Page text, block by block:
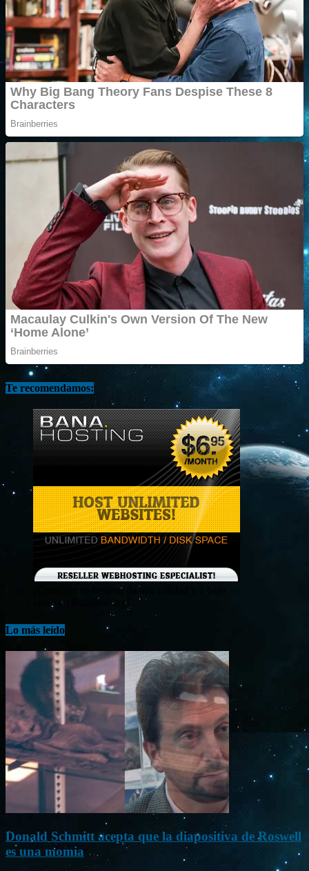
Te recomendamos:
¡Consigue tu hosting de alta calidad y a bajo
costo en Banahosting!
Lo más leído
Donald Schmitt acepta que la diapositiva de Roswell
es una momia